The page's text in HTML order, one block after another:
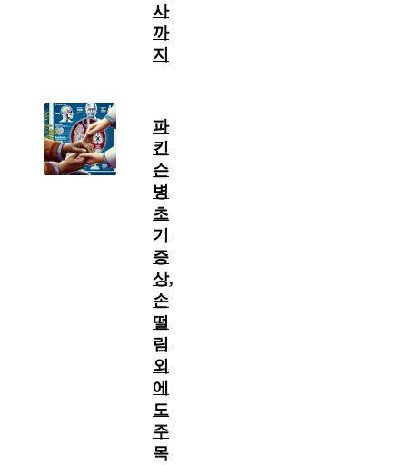
사
까
지
파
킨
슨
병
초
기
증
상,
손
떨
림
외
에
도
주
목